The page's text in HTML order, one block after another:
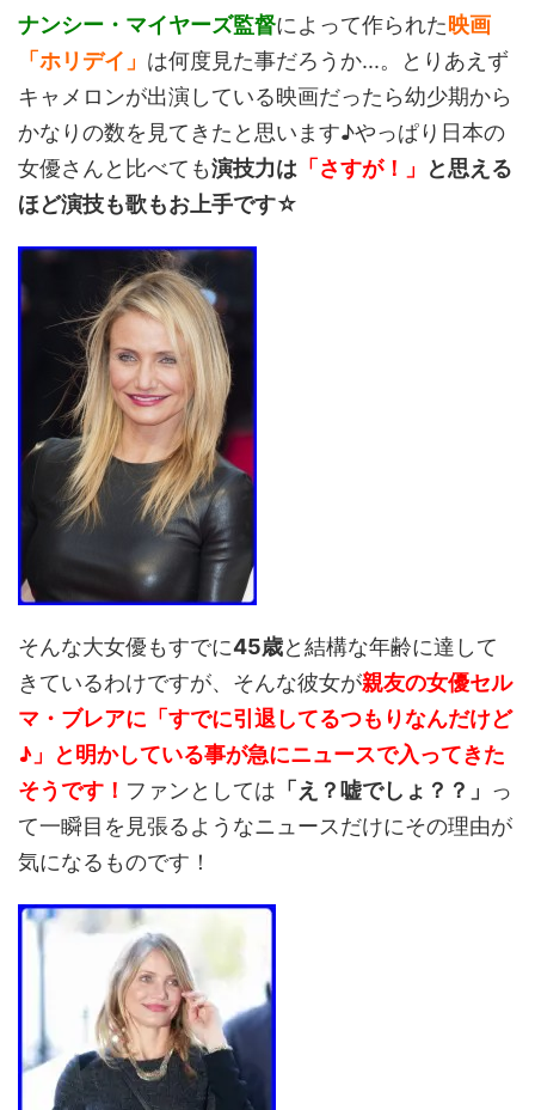
ナンシー・マイヤーズ監督によって作られた 映画
「ホリデイ」 は何度見た事だろうか...。とりあえず
キャメロンが出演している映画だったら幼少期から
かなりの数を見てきたと思います♪やっぱり日本の
女優さんと比べても演技力は 「さすが！」
と思える
ほど演技も歌もお上手です☆
そんな大女優もすでに45歳と結構な年齢に達して
きているわけですが、そんな彼女が親友の女優セル
マ・ブレアに「すでに引退してるつもりなんだけど
♪」と明かしている事が急にニュースで入ってきた
そうです！ ファンとしては 「え？嘘でしょ？？」 っ
て一瞬目を見張るようなニュースだけにその理由が
気になるものです！